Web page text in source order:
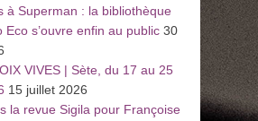
à Superman : la bibliothèque
Eco s’ouvre enfin au public 30
VIVES | Sète, du 17 au 25
15 juillet 2026
la revue Sigila pour Françoise